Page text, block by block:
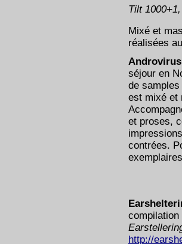
Tilt
Mixé et
réalisées
séjour en
de
est mixé et
et proses,
contrées.
compilation
http://